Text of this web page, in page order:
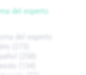
del experto